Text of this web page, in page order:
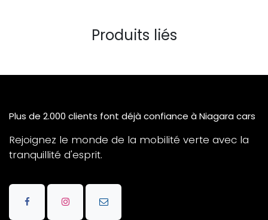
Produits liés
Plus de 2.000 clients font déjà confiance à Niagara cars
Rejoignez le monde de la mobilité verte avec la
tranquillité d'esprit.